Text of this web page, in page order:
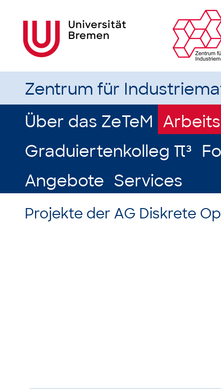
Zentrum für
Über das ZeTeM
Graduiertenkolleg π³
Angebote Services
Projekte der AG Diskrete